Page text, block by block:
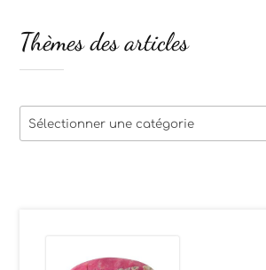
Thèmes des articles
Thèmes
des